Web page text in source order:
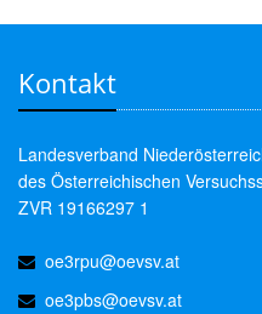
Kontakt
Landesverband
des Österreichischen
ZVR 19166297 1
oe3rpu@oevsv.at
oe3pbs@oevsv.at